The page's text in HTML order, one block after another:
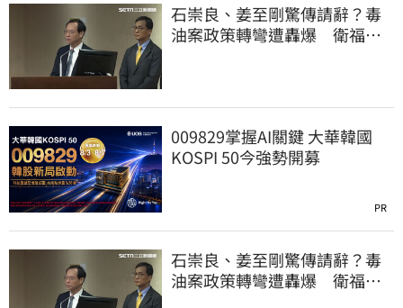
石崇良、姜至剛驚傳請辭？毒
油案政策轉彎遭轟爆 衛福部
009829掌握AI關鍵 大華韓國
KOSPI 50今強勢開募
PR
石崇良、姜至剛驚傳請辭？毒
油案政策轉彎遭轟爆 衛福部